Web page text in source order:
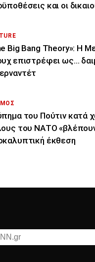
και οι
Big Bang Theory»: Η
επιστρέφει ως…
του Πούτιν κατά
του ΝΑΤΟ
έκθεση